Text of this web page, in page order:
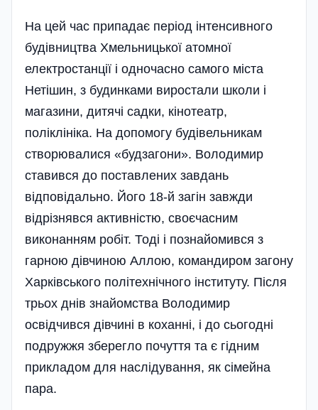
На цей час припадає період інтенсивного
будівництва Хмельницької атомної
електростанції і одночасно самого міста
Нетішин, з будинками виростали школи і
магазини, дитячі садки, кінотеатр,
поліклініка. На допомогу буді­вельникам
створювалися «будзагони». Володимир
ставився до поставлених завдань
відповідально. Його 18-й загін завжди
відрізнявся активністю, своєчасним
виконанням робіт. Тоді і познайомився з
гарною дівчиною Аллою, командиром загону
Харківського політехнічного інституту. Після
трьох днів знайомства Володимир
освідчився дівчині в коханні, і до сьогодні
подружжя зберегло почуття та є гідним
прикладом для наслідування, як сімейна
пара.